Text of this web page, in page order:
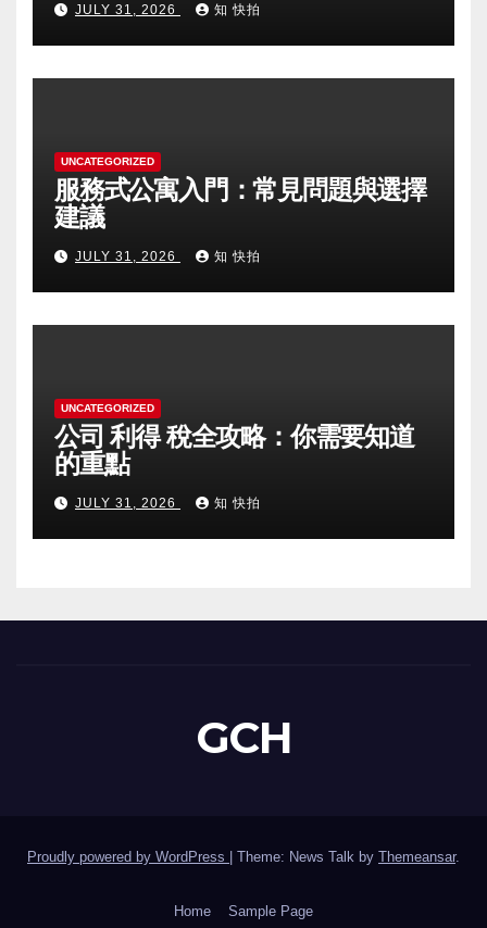
JULY 31, 2026 知 快拍
UNCATEGORIZED
服務式公寓入門：常見問題與選擇
建議
JULY 31, 2026 知 快拍
UNCATEGORIZED
公司 利得 稅全攻略：你需要知道
的重點
JULY 31, 2026 知 快拍
GCH
Proudly powered by WordPress Theme: News Talk by Themeansar.
Home Sample Page